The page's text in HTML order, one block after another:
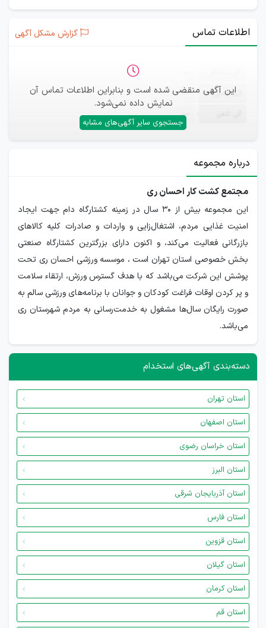
اطلاعات تماس گزارش مشکل آگهی
این آگهی منقضی شده است و بنابراین اطلاعات تماس آن
نمایش داده نمی‌شود.
جستجوی سایر آگهی‌های مشابه
ایمیل —
—
درباره مجموعه
مجتمع کشت کار احسان ری
این مجموعه بیش از ۳۰ سال در زمینه کشتارگاه دام جهت ایجاد
امنیت غذایی مردم، اشتغال‌زایی و واردات و صادرات کلیه کالاهای
بازرگانی فعالیت می‌کند، و اکنون دارای بزرگترین کشتارگاه صنعتی
بخش خصوصی استان تهران است ، موسسه ورزشی احسان ری تحت
پوشش این شرکت می‌باشد که با هدف گسترس ورزش، ارتقاء سلامت
و پر کردن اوقات فراغت کودکان و جوانان با برنامه‌های ورزشی سالم به
صورت رایگان سال‌ها مشغول به خدمت‌رسانی به مردم شهرستان ری
می‌باشد.
دسته‌بندی آگهی‌های استخدام
استان تهران
استان اصفهان
استان خراسان رضوی
استان البرز
استان آذربایجان شرقی
استان فارس
استان قزوین
استان گیلان
استان کرمان
استان قم